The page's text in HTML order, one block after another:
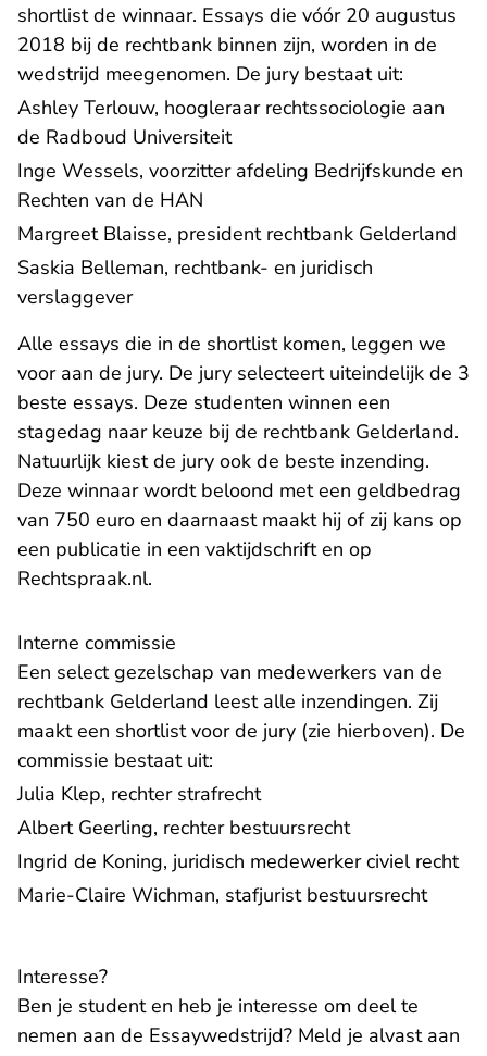
shortlist de winnaar. Essays die vóór 20 augustus
2018 bij de rechtbank binnen zijn, worden in de
wedstrijd meegenomen. De jury bestaat uit:
Ashley Terlouw, hoogleraar rechtssociologie aan
de Radboud Universiteit- U verlaat Rechtspraak.nl
Inge Wessels, voorzitter afdeling Bedrijfskunde en
Rechten van de HAN
Margreet Blaisse, president rechtbank Gelderland
Saskia Belleman, rechtbank- en juridisch
verslaggever- U verlaat Rechtspraak.nl
Alle essays die in de shortlist komen, leggen we
voor aan de jury. De jury selecteert uiteindelijk de 3
beste essays. Deze studenten winnen een
stagedag naar keuze bij de rechtbank Gelderland.
Natuurlijk kiest de jury ook de beste inzending.
Deze winnaar wordt beloond met een geldbedrag
van 750 euro en daarnaast maakt hij of zij kans op
een publicatie in een vaktijdschrift en op
Rechtspraak.nl.
Interne commissie
Een select gezelschap van medewerkers van de
rechtbank Gelderland leest alle inzendingen. Zij
maakt een shortlist voor de jury (zie hierboven). De
commissie bestaat uit:
Julia Klep, rechter strafrecht
Albert Geerling, rechter bestuursrecht
Ingrid de Koning, juridisch medewerker civiel recht
Marie-Claire Wichman, stafjurist bestuursrecht
Interesse?
Ben je student en heb je interesse om deel te
nemen aan de Essaywedstrijd? Meld je alvast aan